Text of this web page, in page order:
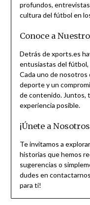
profundos, entrevistas
cultura del fútbol en
Conoce a
Detrás de xports.es
entusiastas del fútbol,
Cada uno de
deporte y un
de contenido. Juntos,
experiencia posible.
¡Únete a
Te invitamos a
historias que hemos
sugerencias o
dudes en
para ti!